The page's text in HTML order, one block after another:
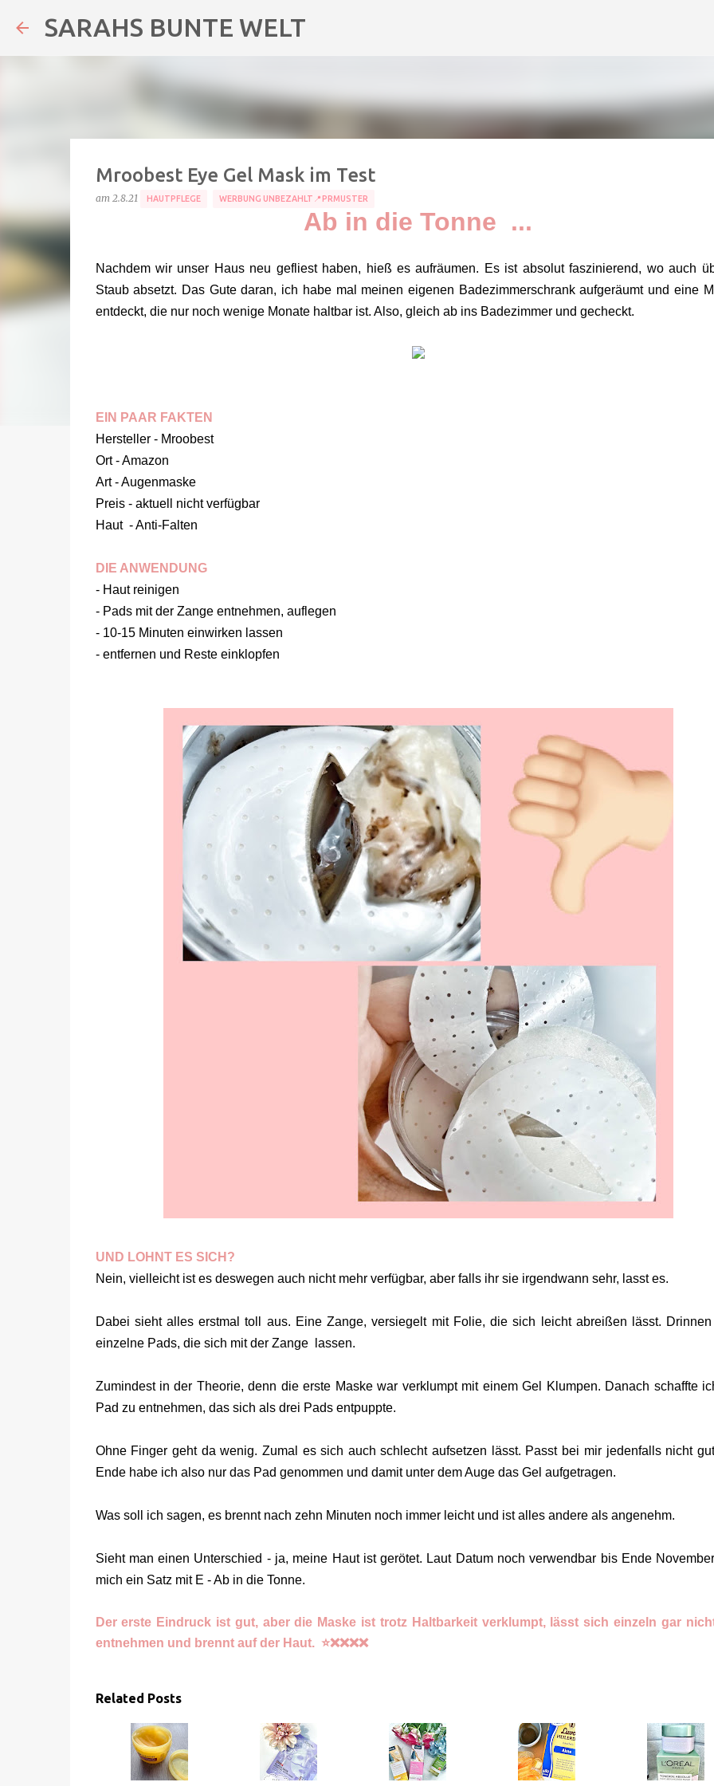
SARAHS BUNTE WELT
Mroobest Eye Gel Mask im Test
am 2.8.21 HAUTPFLEGE WERBUNG UNBEZAHLT📍PRMUSTER
Ab in die Tonne ...
Nachdem wir unser Haus neu gefliest haben, hieß es aufräumen. Es ist absolut faszinierend, wo auch
Staub absetzt. Das Gute daran, ich habe mal meinen eigenen Badezimmerschrank aufgeräumt und eine
entdeckt, die nur noch wenige Monate haltbar ist. Also, gleich ab ins Badezimmer und gecheckt.
EIN PAAR FAKTEN
Hersteller - Mroobest
Ort - Amazon
Art - Augenmaske
Preis - aktuell nicht verfügbar
Haut - Anti-Falten
DIE ANWENDUNG
- Haut reinigen
- Pads mit der Zange entnehmen, auflegen
- 10-15 Minuten einwirken lassen
- entfernen und Reste einklopfen
UND LOHNT ES SICH?
Nein, vielleicht ist es deswegen auch nicht mehr verfügbar, aber falls ihr sie irgendwann sehr, lasst es.
Dabei sieht alles erstmal toll aus. Eine Zange, versiegelt mit Folie, die sich leicht abreißen lässt. Drinnen
einzelne Pads, die sich mit der Zange lassen.
Zumindest in der Theorie, denn die erste Maske war verklumpt mit einem Gel Klumpen. Danach schaffte
Pad zu entnehmen, das sich als drei Pads entpuppte.
Ohne Finger geht da wenig. Zumal es sich auch schlecht aufsetzen lässt. Passt bei mir jedenfalls nicht
Ende habe ich also nur das Pad genommen und damit unter dem Auge das Gel aufgetragen.
Was soll ich sagen, es brennt nach zehn Minuten noch immer leicht und ist alles andere als angenehm.
Sieht man einen Unterschied - ja, meine Haut ist gerötet. Laut Datum noch verwendbar bis Ende
mich ein Satz mit E - Ab in die Tonne.
Der erste Eindruck ist gut, aber die Maske ist trotz Haltbarkeit verklumpt, lässt sich einzeln gar
entnehmen und brennt auf der Haut. ⭐️❌❌❌❌
Related Posts